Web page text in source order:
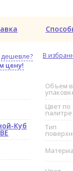
цену!
В
Куб
Объем в
Цвет по
палитре
Тип